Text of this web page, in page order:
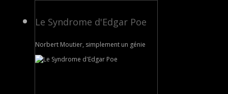
Le Syndrome d'Edgar Poe
Norbert Moutier, simplement un génie